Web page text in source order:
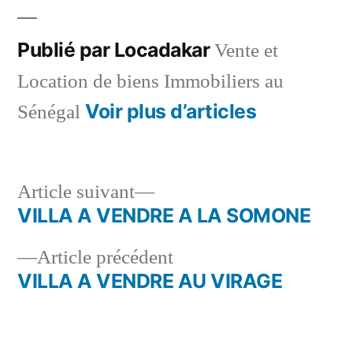
Publié par LocadakarVente et
Location de biens Immobiliers au
Sénégal Voir plus d’articles
Navigation
deArticle précédentArticle
précédent :
VILLA A VENDRE AU VIRAGE
Article suivant
Article
suivant :
VILLA A VENDRE A LA SOMONE